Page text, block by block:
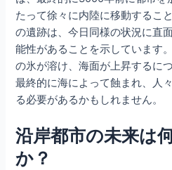
たって徐々に内陸に移動するこ
の遺跡は、今日同様の状況に直
能性があることを示しています
の氷が溶け、海面が上昇するに
最終的に海によって蝕まれ、人
る必要があるかもしれません。
沿岸都市の未来は
か？